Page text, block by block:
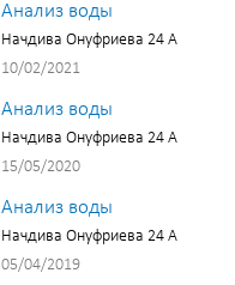
Анализ воды
Начдива Онуфриева 24 А
10/02/2021
Анализ воды
Начдива Онуфриева 24 А
15/05/2020
Анализ воды
Начдива Онуфриева 24 А
05/04/2019